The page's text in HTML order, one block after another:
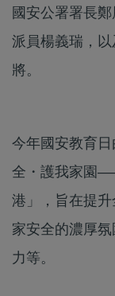
國安公署署長
派員楊義瑞，
將。
今年國安教育
全・護我家園
港」，旨在提
家安全的濃厚
力等。